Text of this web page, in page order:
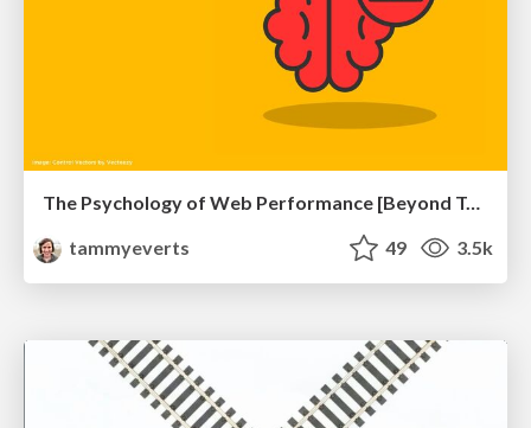
The Psychology of Web Performance [Beyond Tellerrand 2023]
tammyeverts
49 3.5k